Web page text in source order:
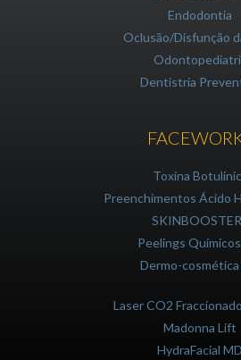
Endodontia
Oclusão/Disfunção
Dentistria
Toxina
Preenchimentos Ácido
Peelings
Dermo-
Laser CO2
Madonna Lift
HydraFacial MD